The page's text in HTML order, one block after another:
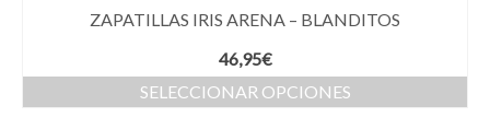
ZAPATILLAS IRIS ARENA – BLANDITOS
46,95€
SELECCIONAR OPCIONES